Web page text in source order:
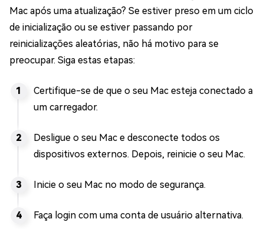
Mac após uma atualização? Se estiver preso em um ciclo
de inicialização ou se estiver passando por
reinicializações aleatórias, não há motivo para se
preocupar. Siga estas etapas:
Certifique-se de que o seu Mac esteja conectado a
um carregador.
Desligue o seu Mac e desconecte todos os
dispositivos externos. Depois, reinicie o seu Mac.
Inicie o seu Mac no modo de segurança.
Faça login com uma conta de usuário alternativa.